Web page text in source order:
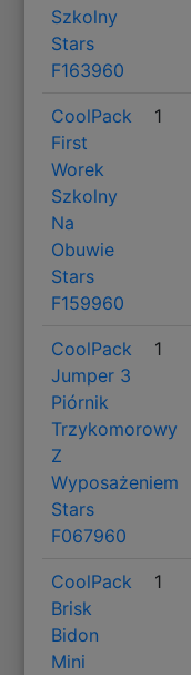
Szkolny
Stars
F163960
CoolPack
First
Worek
Szkolny
Na
Obuwie
Stars
F159960
1
CoolPack
Jumper 3
Piórnik
Trzykomorowy
Z
Wyposażeniem
Stars
F067960
1
CoolPack
Brisk
Bidon
Mini
1